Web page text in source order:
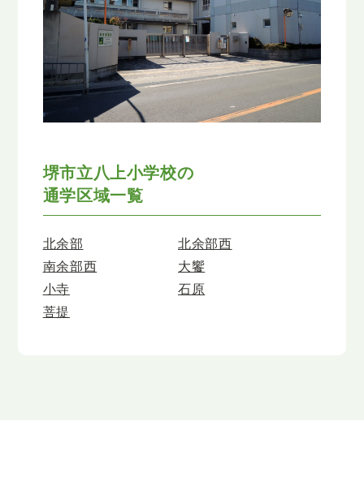
堺市立八上小学校の
通学区域一覧
北余部
北余部西
南余部西
大饗
小寺
石原
菩提